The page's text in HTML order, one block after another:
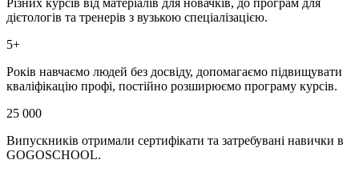
Різних курсів від матеріалів для новачків, до програм для
дієтологів та тренерів з вузькою спеціалізацією.
5+
Років навчаємо людей без досвіду, допомагаємо підвищувати
кваліфікацію профі, постійно розширюємо програму курсів.
25 000
Випускників отримали сертифікати та затребувані навички в
GOGOSCHOOL.